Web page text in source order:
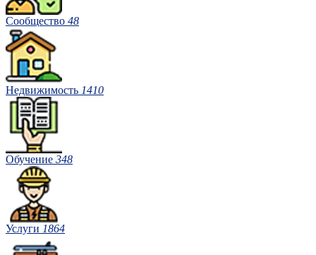
Сообщество 48
Недвижимость 1410
Обучение 348
Услуги 1864